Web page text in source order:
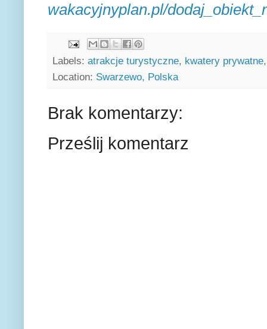
wakacyjnyplan.pl/
Labels: atrakcje turystyczne, kwatery prywatne
Location: Swarzewo, Polska
Brak komentarzy:
Prześlij komentarz